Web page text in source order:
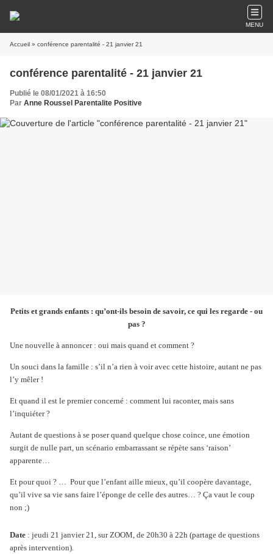
MENU
Accueil » conférence parentalité - 21 janvier 21
conférence parentalité - 21 janvier 21
Publié le 08/01/2021 à 16:50
Par Anne Roussel Parentalite Positive
Petits et grands enfants : qu’ont-ils besoin de savoir, ce qui les regarde - ou
pas ?
Une nouvelle à annoncer : oui mais quand et comment ?
Un souci dans la famille : s’il n’a rien à voir avec cette histoire, autant ne pas
l’y mêler !
Et quand il est le premier concerné : comment lui raconter, mais sans
l’inquiéter ?
Autant de questions à se poser quand quelque chose coince, une émotion
surgit de nulle part, un scénario embarrassant se répète sans ‘raison’
apparente…
Et pour quoi ? … Pour que l’enfant aille mieux, qu’il coopère davantage,
qu’il vive sa vie sans faire l’éponge de celle des autres… ? Ça vaut le coup
non ;)
Date : jeudi 21 janvier 21, sur ZOOM, de 20h30 à 22h (partage de questions
après intervention).